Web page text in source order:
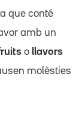
que conté
amb un
fruits o llavors
molèsties